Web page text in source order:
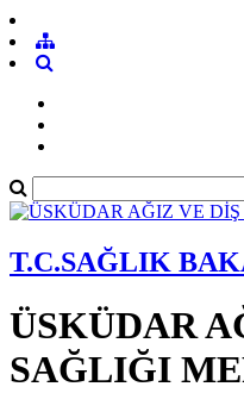
T.C.SAĞLIK
ÜSKÜDAR
SAĞLIĞI